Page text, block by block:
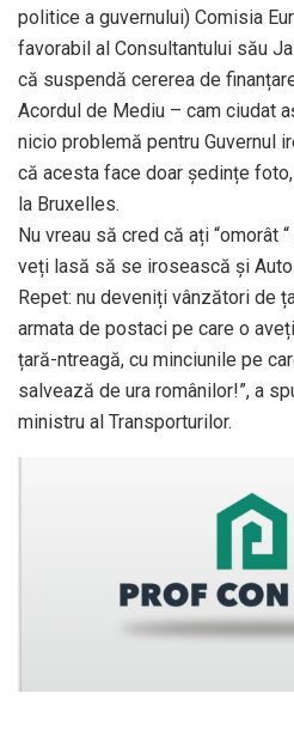
politice a guvernului) Comisia
favorabil al Consultantului său
că suspendă cererea de
Acordul de Mediu – cam ciudat
nicio problemă pentru Guvernul
că acesta face doar ședințe
la Bruxelles.
Nu vreau să cred că ați “omorât
veți lasă să se irosească și
Repet: nu deveniți vânzători de
armata de postaci pe care o
țară-ntreagă, cu minciunile pe
salvează de ura românilor!”, a
ministru al Transporturilor.